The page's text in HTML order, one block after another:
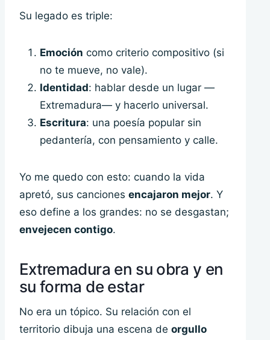
Su legado es triple:
Emoción como criterio compositivo (si
no te mueve, no vale).
Identidad: hablar desde un lugar —
Extremadura— y hacerlo universal.
Escritura: una poesía popular sin
pedantería, con pensamiento y calle.
Yo me quedo con esto: cuando la vida
apretó, sus canciones encajaron mejor. Y
eso define a los grandes: no se desgastan;
envejecen contigo.
Extremadura en su obra y en
su forma de estar
No era un tópico. Su relación con el
territorio dibuja una escena de orgullo